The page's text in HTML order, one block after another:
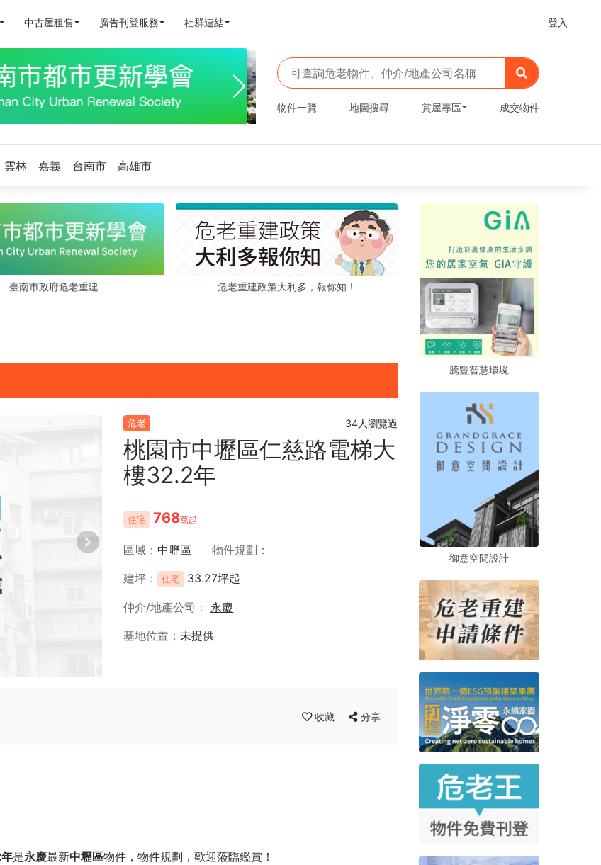
中古屋租售 廣告刊登服務 社群連結 登入
物件一覽 地圖搜尋 賞屋專區 成交物件
雲林 嘉義 台南市 高雄市
臺南市政府危老重建 危老重建政策大利多，報你知！
危老 34人瀏覽過
桃園市中壢區仁慈路電梯大
樓32.2年
住宅 768萬起
區域 中壢區
物件規劃
建坪
住宅 33.27坪起
仲介/地產公司
永慶
基地位置
未提供
收藏 分享
是永慶最新中壢區物件，物件規劃 ，歡迎蒞臨鑑賞！
騰豐智慧環境
騰豐智慧環境
騰豐智慧環境
御意空間設計
御意空間設計
御意空間設計